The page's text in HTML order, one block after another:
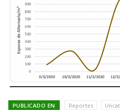
PUBLICADO EN Reportes